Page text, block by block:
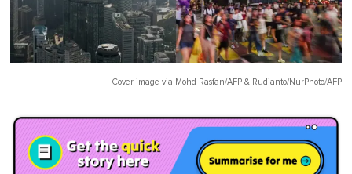
Cover image via Mohd Rasfan/AFP & Rudianto/NurPhoto/AFP